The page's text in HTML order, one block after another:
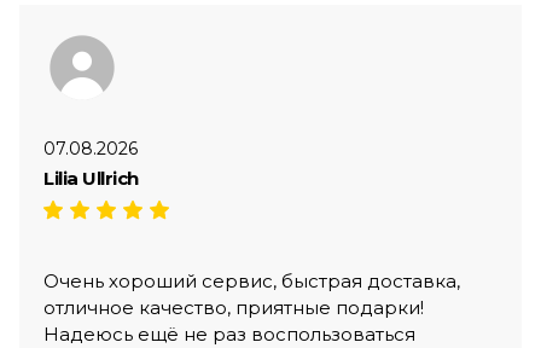
07.08.2026
Lilia Ullrich
Очень хороший сервис, быстрая доставка,
отличное качество, приятные подарки!
Надеюсь ещё не раз воспользоваться